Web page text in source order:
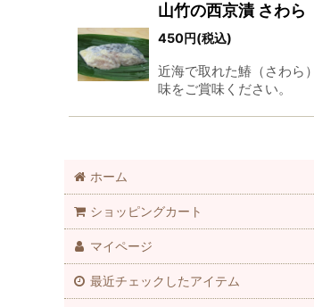
山竹の西京漬 さわら
450円(税込)
近海で取れた鰆（さわら
味をご賞味ください。
ホーム
ショッピングカート
マイページ
最近チェックしたアイテム